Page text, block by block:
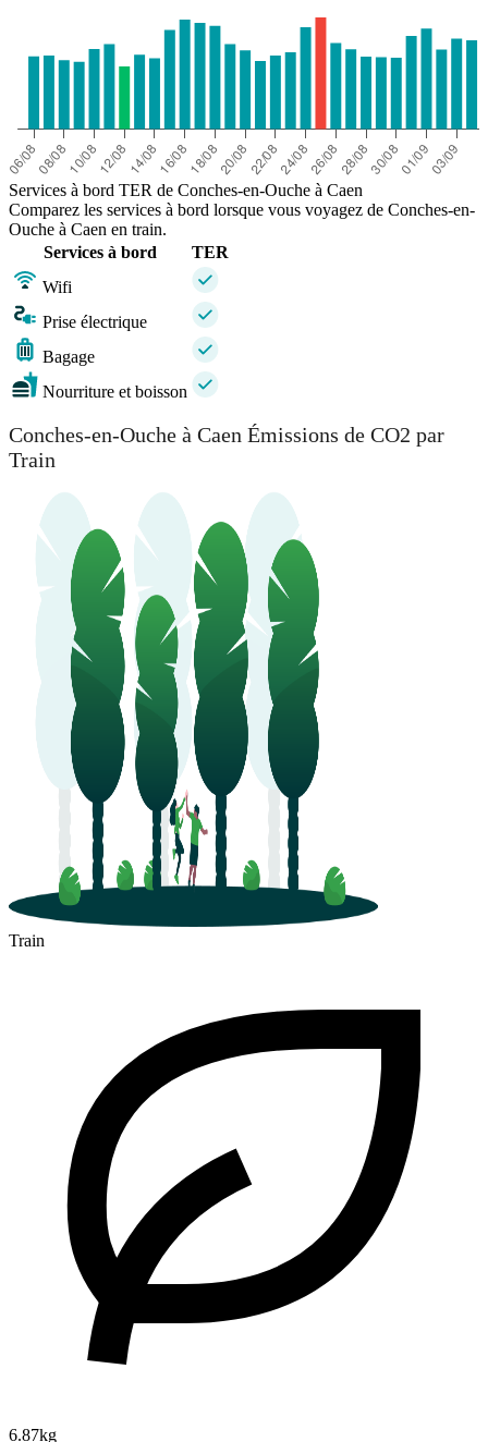
Services à bord TER de Conches-en-Ouche à Caen
Comparez les services à bord lorsque vous voyagez de Conches-en-
Ouche à Caen en train.
Services à bord
TER
Wifi
Prise électrique
Bagage
Nourriture et boisson
Conches-en-Ouche à Caen Émissions de CO2 par
Train
Train
6.87kg